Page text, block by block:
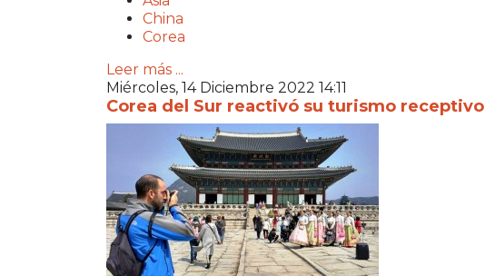
China
Corea
Leer más ...
Miércoles, 14 Diciembre 2022 14:11
Corea del Sur reactivó su turismo receptivo